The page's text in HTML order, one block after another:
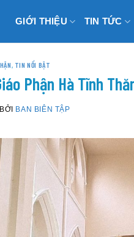
GIỚI THIỆU TIN TỨC
, TIN NỔI BẬT
Phận Hà Tĩnh
BỞI BAN BIÊN TẬP